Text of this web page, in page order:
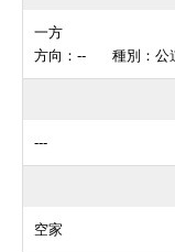
一方
方向：-- 種別：
---
空家